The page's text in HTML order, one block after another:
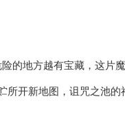
的地方越有宝藏，这片
所开新地图，诅咒之池